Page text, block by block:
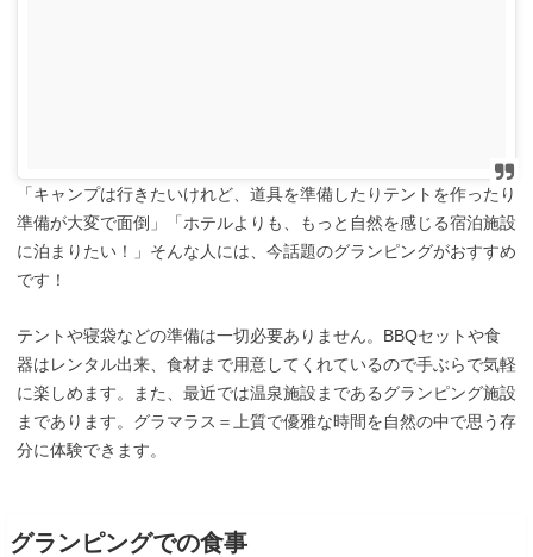
「キャンプは行きたいけれど、道具を準備したりテントを作ったり
準備が大変で面倒」「ホテルよりも、もっと自然を感じる宿泊施設
に泊まりたい！」そんな人には、今話題のグランピングがおすすめ
です！
テントや寝袋などの準備は一切必要ありません。BBQセットや食
器はレンタル出来、食材まで用意してくれているので手ぶらで気軽
に楽しめます。また、最近では温泉施設まであるグランピング施設
まであります。グラマラス＝上質で優雅な時間を自然の中で思う存
分に体験できます。
グランピングでの食事